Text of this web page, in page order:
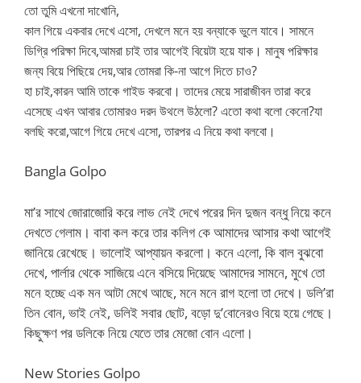
তো তুমি এখনো দাখোনি,
কাল গিয়ে একবার দেখে এসো, দেখলে মনে হয় বন্যাকে ভুলে যাবে। সামনে
ডিগ্রি পরিক্ষা দিবে,আমরা চাই তার আগেই বিয়েটা হয়ে যাক। মানুষ পরিক্ষার
জন্য বিয়ে পিছিয়ে দেয়,আর তোমরা কি-না আগে দিতে চাও?
হা চাই,কারন আমি তাকে গাইড করবো। তাদের মেয়ে সারাজীবন তারা করে
এসেছে এখন আবার তোমারও দরদ উথলে উঠলো? এতো কথা বলো কেনো?যা
বলছি করো,আগে গিয়ে দেখে এসো, তারপর এ নিয়ে কথা বলবো।
Bangla Golpo
মা’র সাথে জোরাজোরি করে লাভ নেই দেখে পরের দিন দুজন বন্ধু নিয়ে কনে
দেখতে গেলাম। বাবা কল করে তার কলিগ কে আমাদের আসার কথা আগেই
জানিয়ে রেখেছে। ভালোই আপ্যায়ন করলো। কনে এলো, কি বাল বুঝবো
দেখে, পার্লার থেকে সাজিয়ে এনে বসিয়ে দিয়েছে আমাদের সামনে, মুখে তো
মনে হচ্ছে এক মন আটা মেখে আছে, মনে মনে রাগ হলো তা দেখে। ডলি’রা
তিন বোন, ভাই নেই, ডলিই সবার ছোট, বড়ো দু’বোনেরও বিয়ে হয়ে গেছে।
কিছুক্ষণ পর ডলিকে নিয়ে যেতে তার মেজো বোন এলো।
New Stories Golpo